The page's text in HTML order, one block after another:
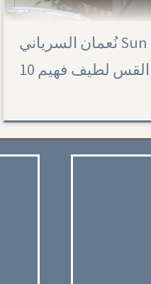
نُعمان السرياني Sun 05 16
10 القس لطيف فهيم